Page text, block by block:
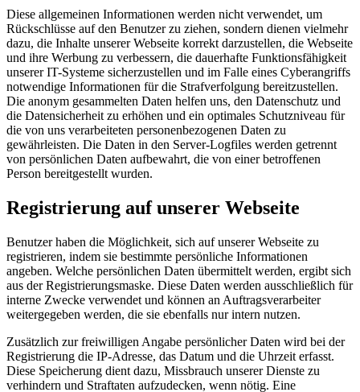
Diese allgemeinen Informationen werden nicht verwendet, um
Rückschlüsse auf den Benutzer zu ziehen, sondern dienen vielmehr
dazu, die Inhalte unserer Webseite korrekt darzustellen, die Webseite
und ihre Werbung zu verbessern, die dauerhafte Funktionsfähigkeit
unserer IT-Systeme sicherzustellen und im Falle eines Cyberangriffs
notwendige Informationen für die Strafverfolgung bereitzustellen.
Die anonym gesammelten Daten helfen uns, den Datenschutz und
die Datensicherheit zu erhöhen und ein optimales Schutzniveau für
die von uns verarbeiteten personenbezogenen Daten zu
gewährleisten. Die Daten in den Server-Logfiles werden getrennt
von persönlichen Daten aufbewahrt, die von einer betroffenen
Person bereitgestellt wurden.
Registrierung auf unserer Webseite
Benutzer haben die Möglichkeit, sich auf unserer Webseite zu
registrieren, indem sie bestimmte persönliche Informationen
angeben. Welche persönlichen Daten übermittelt werden, ergibt sich
aus der Registrierungsmaske. Diese Daten werden ausschließlich für
interne Zwecke verwendet und können an Auftragsverarbeiter
weitergegeben werden, die sie ebenfalls nur intern nutzen.
Zusätzlich zur freiwilligen Angabe persönlicher Daten wird bei der
Registrierung die IP-Adresse, das Datum und die Uhrzeit erfasst.
Diese Speicherung dient dazu, Missbrauch unserer Dienste zu
verhindern und Straftaten aufzudecken, wenn nötig. Eine